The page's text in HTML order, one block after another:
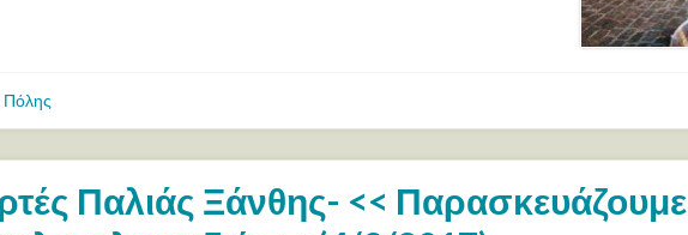
Πόλης
Παλιάς Ξάνθης- << Παρασκευάζουμε